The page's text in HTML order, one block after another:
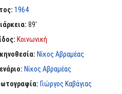
1964
89'
Κοινωνική
Νίκος Αβραμέας
Νίκος Αβραμέας
Γιώργος Καβάγιας